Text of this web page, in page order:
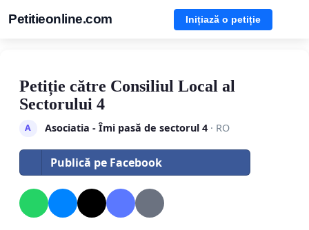
Petitieonline.com Inițiază o petiție
Petiție către Consiliul Local al
Sectorului 4
A Asociatia - Îmi pasă de sectorul 4· RO
Publică pe Facebook